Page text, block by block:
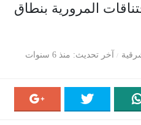
المرورية بنطاق
آخر تحديث منذ 6 سنوات